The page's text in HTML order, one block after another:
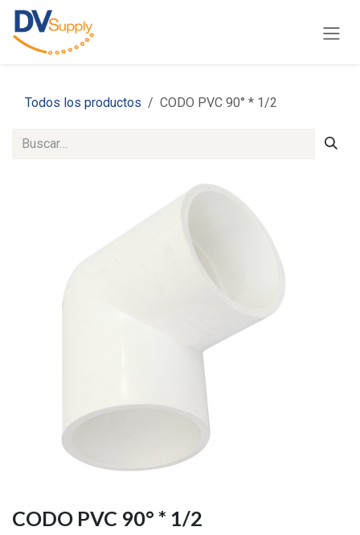
Ir al contenido
Todos los productos CODO PVC 90° * 1/2
CODO PVC 90° * 1/2